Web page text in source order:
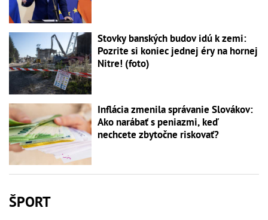
Stovky banských budov idú k zemi:
Pozrite si koniec jednej éry na hornej
Nitre! (foto)
Inflácia zmenila správanie Slovákov:
Ako narábať s peniazmi, keď
nechcete zbytočne riskovať?
ŠPORT